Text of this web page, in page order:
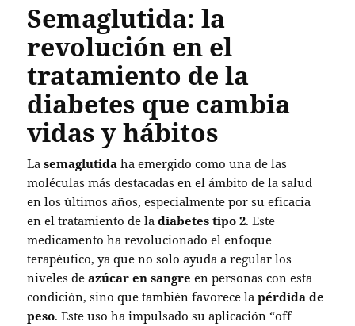
Semaglutida: la
revolución en el
tratamiento de la
diabetes que cambia
vidas y hábitos
Lasemaglutida ha emergido como una de las
moléculas más destacadas en el ámbito de la salud
en los últimos años, especialmente por su eficacia
en el tratamiento de ladiabetes tipo 2. Este
medicamento ha revolucionado el enfoque
terapéutico, ya que no solo ayuda a regular los
niveles deazúcar en sangre en personas con esta
condición, sino que también favorece lapérdida de
peso. Este uso ha impulsado su aplicación “off